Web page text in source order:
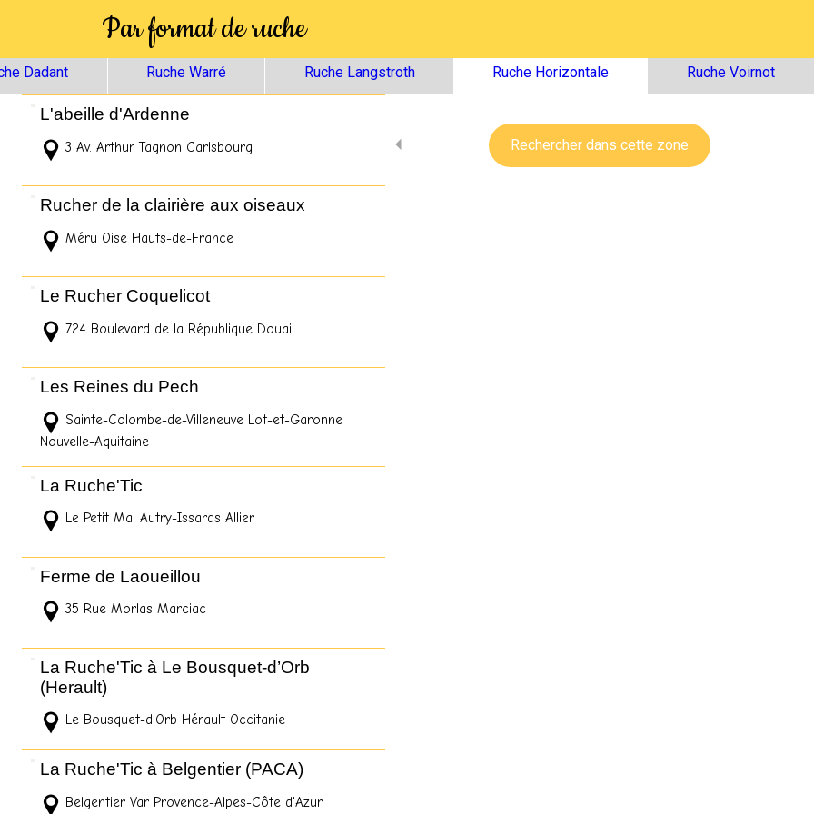
Par format de ruche
Dadant Ruche Warré Ruche Langstroth Ruche Horizontale Ruche Voirnot
L'abeille d'Ardenne
3 Av. Arthur Tagnon Carlsbourg
Rucher de la clairière aux oiseaux
Méru Oise Hauts-de-France
Le Rucher Coquelicot
724 Boulevard de la République Douai
Les Reines du Pech
Sainte-Colombe-de-Villeneuve Lot-et-Garonne
Nouvelle-Aquitaine
La Ruche'Tic
Le Petit Mai Autry-Issards Allier
Ferme de Laoueillou
35 Rue Morlas Marciac
La Ruche'Tic à Le Bousquet-d’Orb
(Herault)
Le Bousquet-d'Orb Hérault Occitanie
La Ruche'Tic à Belgentier (PACA)
Belgentier Var Provence-Alpes-Côte d'Azur
Rechercher dans cette zone